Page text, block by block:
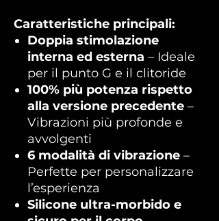
Caratteristiche principali:
Doppia stimolazione
interna ed esterna – Ideale
per il punto G e il clitoride
100% più potenza rispetto
alla versione precedente –
Vibrazioni più profonde e
avvolgenti
6 modalità di vibrazione –
Perfette per personalizzare
l’esperienza
Silicone ultra-morbido e